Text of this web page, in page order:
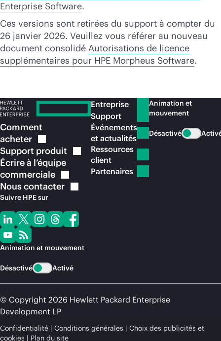
Enterprise Software.
Ces versions sont retirées du support à compter du
26 janvier 2026. Veuillez vous référer au nouveau
document consolidé Autorisations de licence
supplémentaires pour HPE Morpheus Software.
Comment
acheter
Support produit
Écrire à l’équipe
commerciale
Nouscontacter
Suivre HPE sur
Animation et mouvement
Désactivé Activé
Entreprise
Support
Événements
et actualités
Ressources
client
Partenaires
Animation et
mouvement
Désactivé
© Copyright 2026 Hewlett Packard Enterprise
Development LP
Confidentialité Conditions générales
Choix des publicités et
cookies
Plan du site